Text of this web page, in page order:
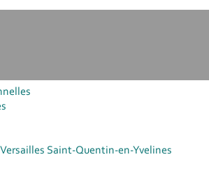
Saint-Quentin-en-Yvelines